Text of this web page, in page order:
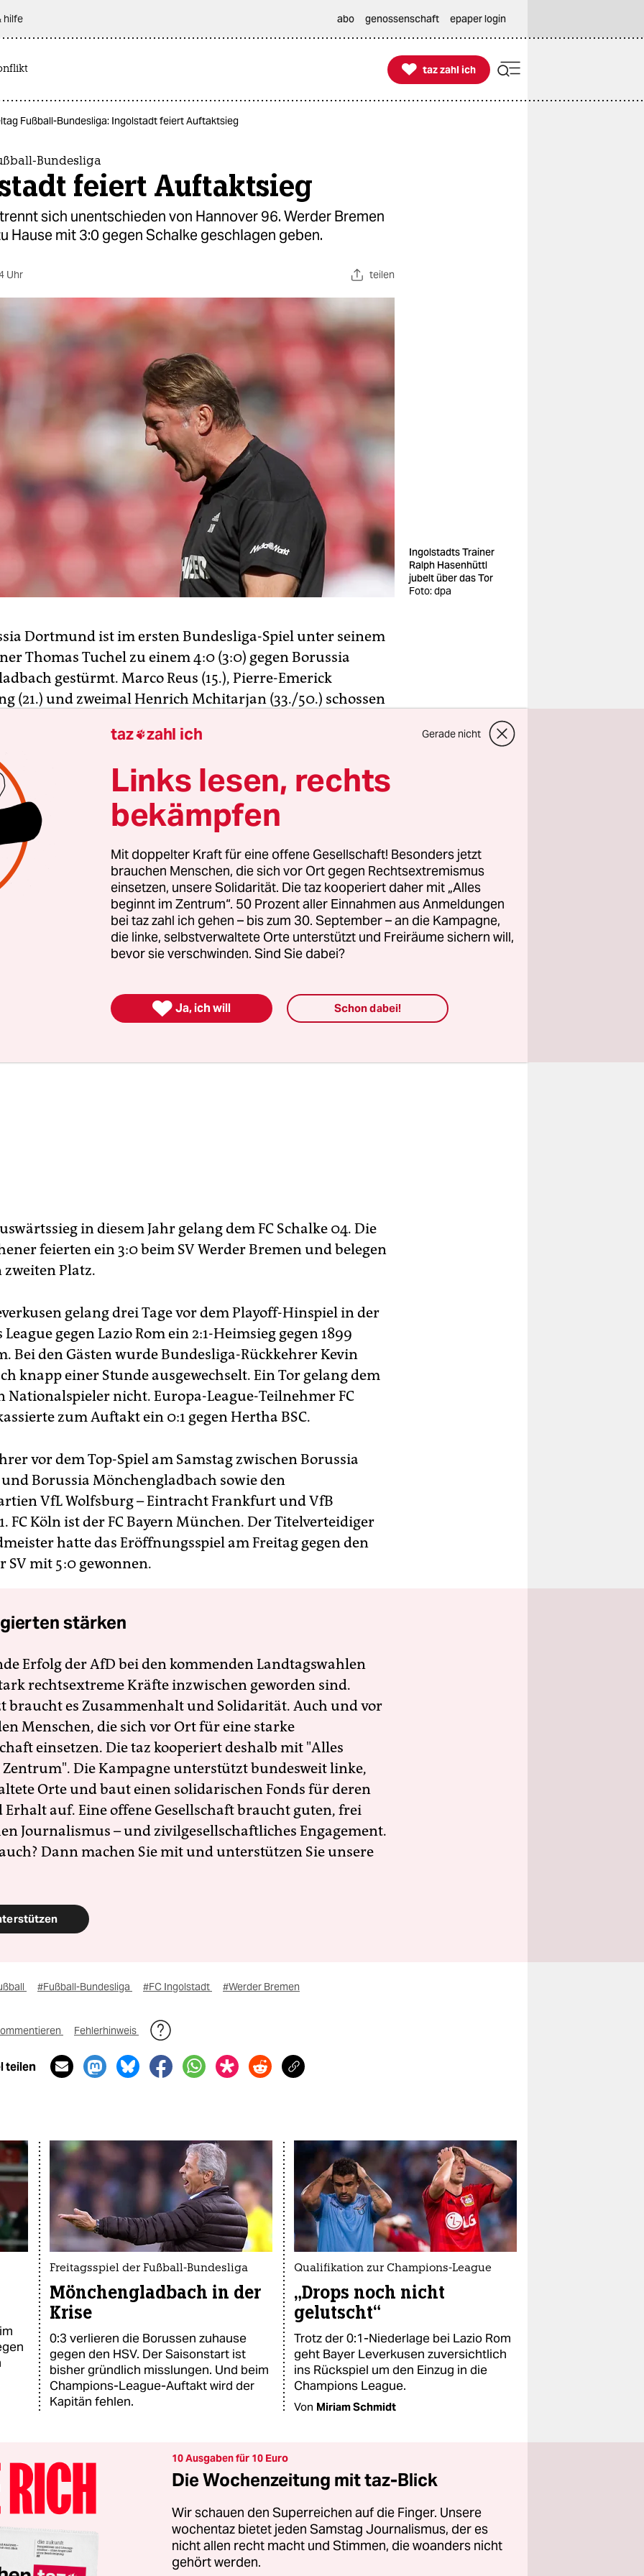
hilfe abo genossenschaft epaper login

taz zahl ich
taz zahl ich
Fußball-Bundesliga: Ingolstadt feiert Auftaktsieg
Bundesliga
feiert Auftaktsieg
sich unentschieden von Hannover 96. Werder Bremen
Hause mit 3:0 gegen Schalke geschlagen geben.
Uhr teilen
Ingolstadts Trainer
Ralph Hasenhüttl
jubelt über das Tor
Foto: dpa
Dortmund ist im ersten Bundesliga-Spiel unter seinem
Thomas Tuchel zu einem 4:0 (3:0) gegen Borussia
gestürmt. Marco Reus (15.), Pierre-Emerick
(21.) und zweimal Henrich Mchitarjan (33./50.) schossen
Sieg im Westderby heraus. Damit belegt der
Auftaktspiel den zweiten Platz hinter dem FC Bayern
ist mit einem Sieg in seine Premierensaison in der
gestartet. Der Aufsteiger setzte sich am ersten
FSV Mainz 05 mit 1:0 durch. Der zweite Aufsteiger SV
98 musste sich bei seiner Rückkehr ins Oberhaus vor
nach zweimaliger Führung mit einem 2:2 gegen
zufriedengeben.
in diesem Jahr gelang dem FC Schalke 04. Die
feierten ein 3:0 beim SV Werder Bremen und belegen
Platz.
gelang drei Tage vor dem Playoff-Hinspiel in der
gegen Lazio Rom ein 2:1-Heimsieg gegen 1899
Bei den Gästen wurde Bundesliga-Rückkehrer Kevin
knapp einer Stunde ausgewechselt. Ein Tor gelang dem
Nationalspieler nicht. Europa-League-Teilnehmer FC
zum Auftakt ein 0:1 gegen Hertha BSC.
vor dem Top-Spiel am Samstag zwischen Borussia
Borussia Mönchengladbach sowie den
VfL Wolfsburg – Eintracht Frankfurt und VfB
FC Köln ist der FC Bayern München. Der Titelverteidiger
hatte das Eröffnungsspiel am Freitag gegen den
SV mit 5:0 gewonnen.
stärken
Erfolg der AfD bei den kommenden Landtagswahlen
rechtsextreme Kräfte inzwischen geworden sind.
braucht es Zusammenhalt und Solidarität. Auch und vor
Menschen, die sich vor Ort für eine starke
einsetzen. Die taz kooperiert deshalb mit "Alles
Die Kampagne unterstützt bundesweit linke,
Orte und baut einen solidarischen Fonds für deren
Erhalt auf. Eine offene Gesellschaft braucht guten, frei
Journalismus – und zivilgesellschaftliches Engagement.
Dann machen Sie mit und unterstützen Sie unsere
#Fußball-Bundesliga #FC Ingolstadt #Werder Bremen
Fehlerhinweis
teilen
Freitagsspiel der Fußball-Bundesliga
Mönchengladbach in der
Krise
0:3 verlieren die Borussen zuhause
gegen den HSV. Der Saisonstart ist
bisher gründlich misslungen. Und beim
Champions-League-Auftakt wird der
Kapitän fehlen.
Qualifikation zur Champions-League
„Drops noch nicht
gelutscht“
Trotz der 0:1-Niederlage bei Lazio Rom
geht Bayer Leverkusen zuversichtlich
ins Rückspiel um den Einzug in die
Champions League.
Von Miriam Schmidt
10 Ausgaben für 10 Euro
Die Wochenzeitung mit taz-Blick
Wir schauen den Superreichen auf die Finger. Unsere
wochentaz bietet jeden Samstag Journalismus, der es
nicht allen recht macht und Stimmen, die woanders nicht
gehört werden.
taz zahl ich Gerade nicht
Links lesen, rechts
bekämpfen
Mit doppelter Kraft für eine offene Gesellschaft! Besonders jetzt
brauchen Menschen, die sich vor Ort gegen Rechtsextremismus
einsetzen, unsere Solidarität. Die taz kooperiert daher mit „Alles
beginnt im Zentrum“. 50 Prozent aller Einnahmen aus Anmeldungen
bei taz zahl ich gehen – bis zum 30. September – an die Kampagne,
die linke, selbstverwaltete Orte unterstützt und Freiräume sichern will,
bevor sie verschwinden. Sind Sie dabei?
 Ja, ich will Schon dabei!